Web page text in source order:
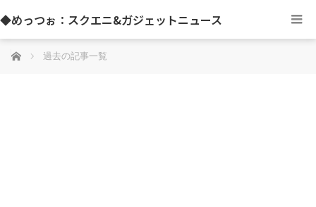
◆めっつぉ：スクエニ&ガジェットニュース
ホーム 過去の記事一覧